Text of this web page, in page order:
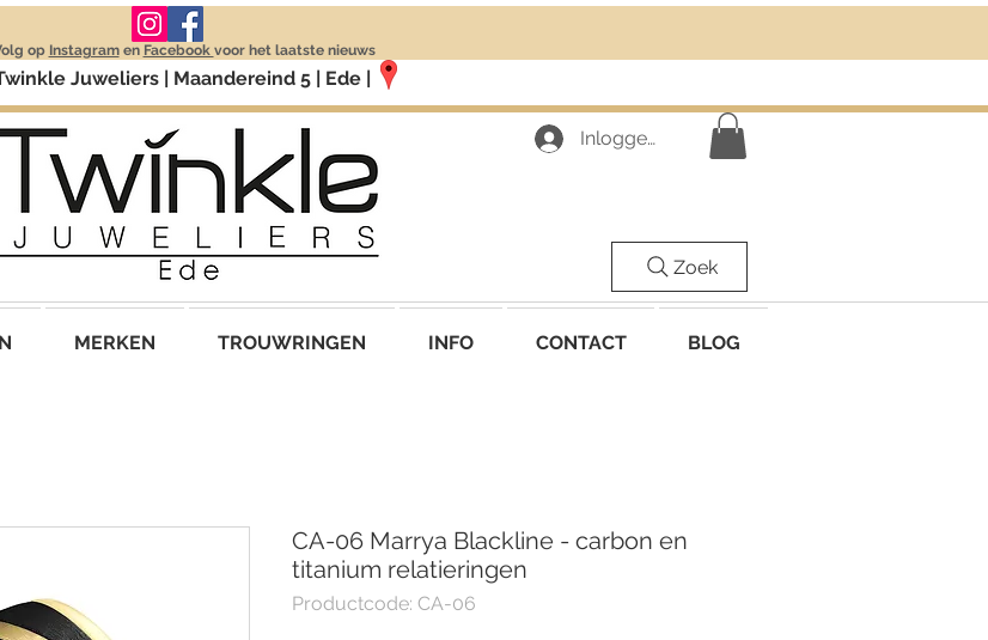
op Instagramen Facebook voor het laatste nieuws
Juweliers | Maandereind 5 | Ede |
Inloggen
Zoek
MERKEN TROUWRINGEN INFO CONTACT BLOG
CA-06 Marrya Blackline - carbon en
titanium relatieringen
Productcode: CA-06